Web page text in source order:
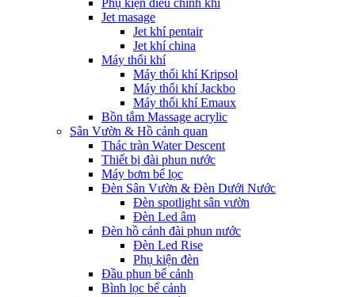
Phụ kiện điều chỉnh khí
Jet masage
Jet khí pentair
Jet khí china
Máy thổi khí
Máy thổi khí Kripsol
Máy thổi khí Jackbo
Máy thổi khí Emaux
Bồn tắm Massage acrylic
Sân Vườn & Hồ cảnh quan
Thác tràn Water Descent
Thiết bị đài phun nước
Máy bơm bể lọc
Đèn Sân Vườn & Đèn Dưới Nước
Đèn spotlight sân vườn
Đèn Led âm
Đèn hồ cảnh đài phun nước
Đèn Led Rise
Phụ kiện đèn
Đầu phun bể cảnh
Bình lọc bể cảnh